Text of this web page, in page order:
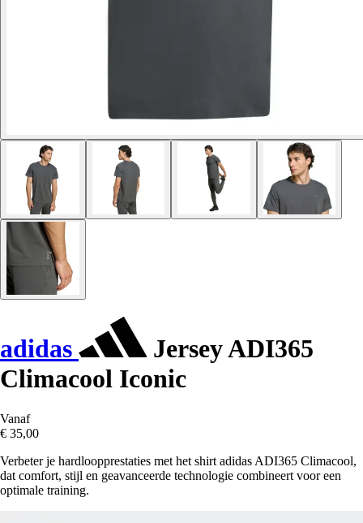
adidas
Jersey ADI365
Climacool Iconic
Vanaf
€ 35,00
Verbeter je hardloopprestaties met het shirt adidas ADI365 Climacool,
dat comfort, stijl en geavanceerde technologie combineert voor een
optimale training.